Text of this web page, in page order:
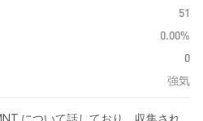
51
0.00%
0
強気
について話しており、収集され